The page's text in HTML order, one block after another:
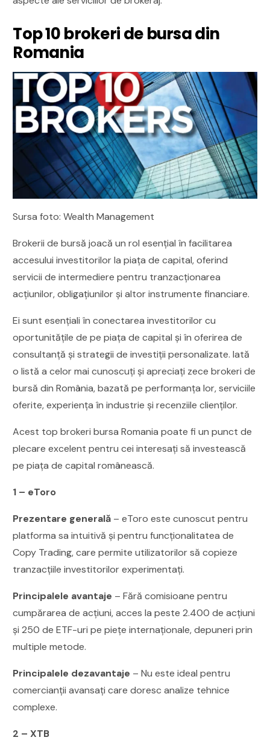
Top 10 brokeri de bursa din
Romania
Sursa foto: Wealth Management
Brokerii de bursă joacă un rol esențial în facilitarea
accesului investitorilor la piața de capital, oferind
servicii de intermediere pentru tranzacționarea
acțiunilor, obligațiunilor și altor instrumente financiare.
Ei sunt esențiali în conectarea investitorilor cu
oportunitățile de pe piața de capital și în oferirea de
consultanță și strategii de investiții personalizate. Iată
o listă a celor mai cunoscuți și apreciați zece brokeri de
bursă din România, bazată pe performanța lor, serviciile
oferite, experiența în industrie și recenziile clienților.
Acest top brokeri bursa Romania poate fi un punct de
plecare excelent pentru cei interesați să investească
pe piața de capital românească.
1 – eToro
Prezentare generală – eToro este cunoscut pentru
platforma sa intuitivă și pentru funcționalitatea de
Copy Trading, care permite utilizatorilor să copieze
tranzacțiile investitorilor experimentați.
Principalele avantaje – Fără comisioane pentru
cumpărarea de acțiuni, acces la peste 2.400 de acțiuni
și 250 de ETF-uri pe piețe internaționale, depuneri prin
multiple metode.
Principalele dezavantaje – Nu este ideal pentru
comercianții avansați care doresc analize tehnice
complexe.
2 – XTB